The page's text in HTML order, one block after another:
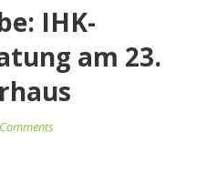
IHK-
am 23.